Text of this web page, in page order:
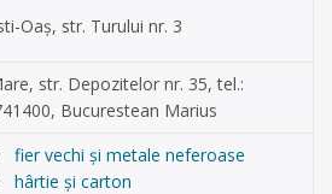
Oaș, str. Turului nr. 3
str. Depozitelor nr. 35, tel.:
Bucurestean Marius
fier vechi și metale neferoase
hârtie și carton